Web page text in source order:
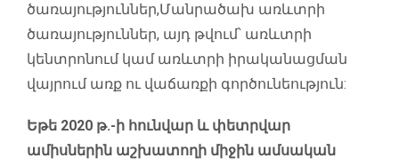
ծառայություններ,Մանրածախ առևտրի
ծառայություններ, այդ թվում՝ առևտրի
կենտրոնում կամ առևտրի իրականացման
վայրում առք ու վաճառքի գործունեություն:
Եթե 2020 թ.-ի հունվար և փետրվար
ամիսներին աշխատողի միջին ամսական